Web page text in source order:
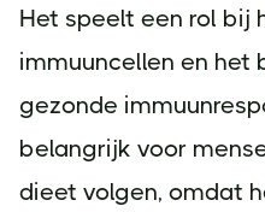
Het speelt een rol bij
immuuncellen en het
gezonde
belangrijk voor
dieet volgen, omdat